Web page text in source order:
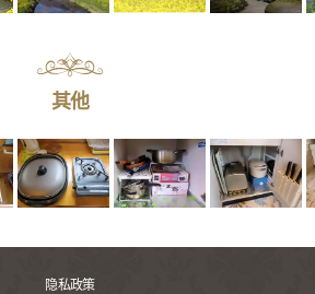
其他
隐私政策